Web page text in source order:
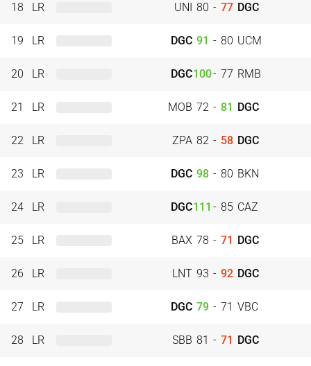
18 LR UNI 80 - 77 DGC
19 LR DGC 91 - 80 UCM
20 LR DGC100- 77 RMB
21 LR MOB 72 - 81 DGC
22 LR ZPA 82 - 58 DGC
23 LR DGC 98 - 80 BKN
24 LR DGC111 - 85 CAZ
25 LR BAX 78 - 71 DGC
26 LR LNT 93 - 92 DGC
27 LR DGC 79 - 71 VBC
28 LR SBB 81 - 71 DGC